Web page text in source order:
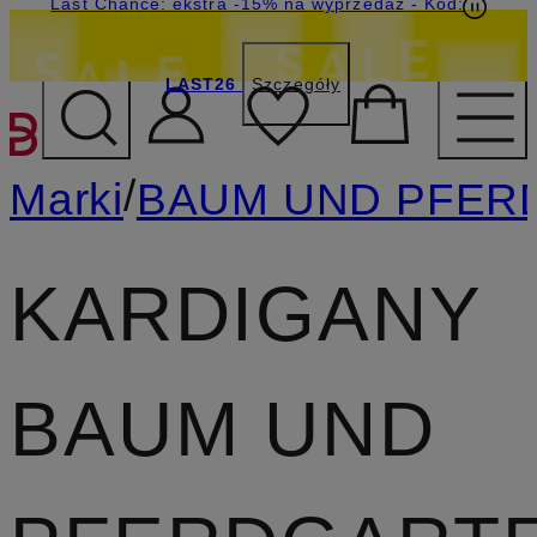
PRZEJDŹ DO GŁÓWNEJ
LAST26 Szczegóły
Marki/BAUM UND
KARDIGANY
BAUM UND